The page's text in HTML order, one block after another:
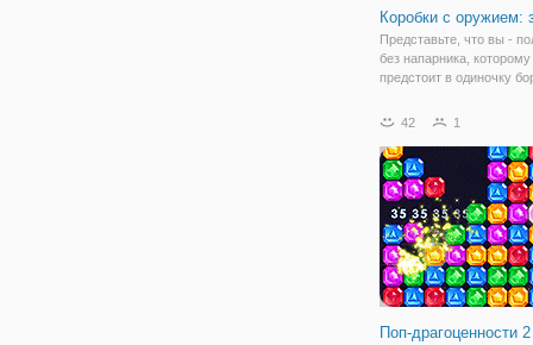
Коробки с оружием:
Представьте, что вы -
без напарника, которому
предстоит в одиночку
мир. В онлайн игре
локации с
платформами,
42 1
Поп-драгоценности 2